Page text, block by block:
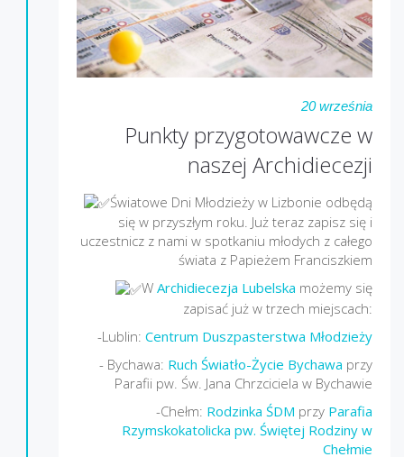
20 września
Punkty przygotowawcze w
naszej Archidiecezji
Światowe Dni Młodzieży w Lizbonie odbędą
się w przyszłym roku. Już teraz zapisz się i
uczestnicz z nami w spotkaniu młodych z całego
świata z Papieżem Franciszkiem
W Archidiecezja Lubelska możemy się
zapisać już w trzech miejscach:
-Lublin: Centrum Duszpasterstwa Młodzieży
- Bychawa: Ruch Światło-Życie Bychawa przy
Parafii pw. Św. Jana Chrzciciela w Bychawie
-Chełm: Rodzinka ŚDM przy Parafia
Rzymskokatolicka pw. Świętej Rodziny w
Chełmie